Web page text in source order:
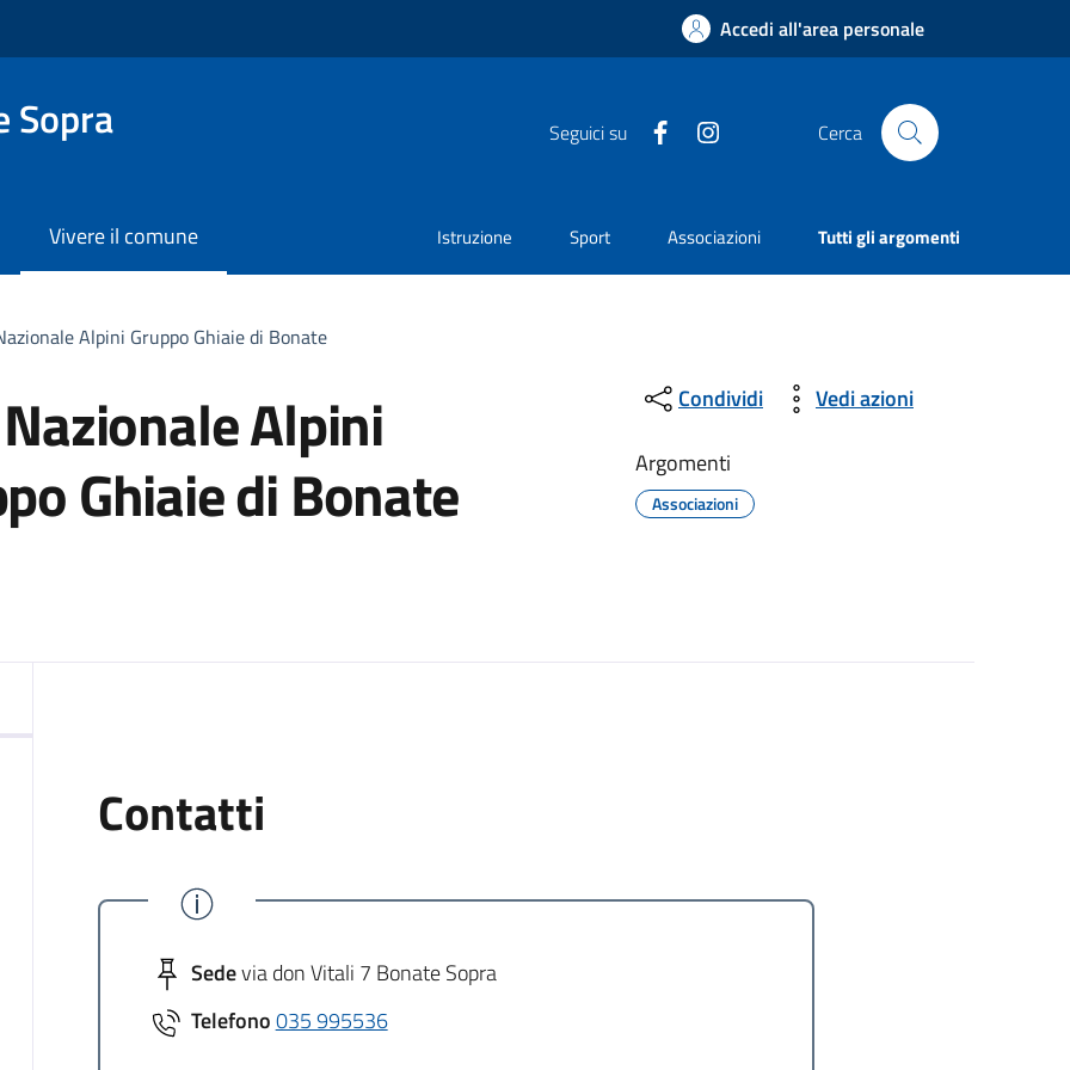
Accedi all'area personale
Sopra Seguici su Facebook Cerca
Vivere il comune Istruzione Sport Associazioni Tutti gli argomenti
Alpini Gruppo Ghiaie di Bonate
Alpini
Ghiaie di Bonate
Condividi
Vedi azioni
Argomenti
Associazioni
Contatti
Sedevia don Vitali 7 Bonate Sopra
Telefono035 995536